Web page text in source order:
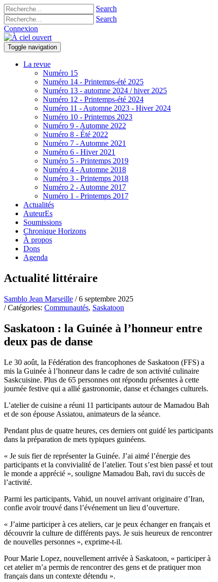
Search
Search
Connexion
Toggle navigation
La revue
Numéro 15
Numéro 14 - Printemps-été 2025
Numéro 13 - automne 2024 / hiver 2025
Numéro 12 - Printemps-été 2024
Numéro 11 - Automne 2023 - Hiver 2024
Numéro 10 - Printemps 2023
Numéro 9 - Automne 2022
Numéro 8 - Été 2022
Numéro 7 - Automne 2021
Numéro 6 - Hiver 2021
Numéro 5 - Printemps 2019
Numéro 4 - Automne 2018
Numéro 3 - Printemps 2018
Numéro 2 - Automne 2017
Numéro 1 - Printemps 2017
Actualités
AuteurEs
Soumissions
Chronique Horizons
À propos
Dons
Agenda
Actualité littéraire
Samblo Jean Marseille / 6 septembre 2025
/ Catégories: Communautés, Saskatoon
Saskatoon : la Guinée à l’honneur entre
deux pas de danse
Le 30 août, la Fédération des francophones de Saskatoon (FFS) a
mis la Guinée à l’honneur dans le cadre de son activité culinaire
Saskcuisine. Plus de 65 personnes ont répondu présentes à cette
journée festive qui a allié gastronomie, danse et échanges culturels.
L’atelier de cuisine a réuni 11 participants autour de Mamadou Bah
et de son épouse Assiatou, animateurs de la séance.
Pendant plus de quatre heures, ces derniers ont guidé les participants
dans la préparation de mets typiques guinéens.
« Je suis fier de représenter la Guinée. J’ai aimé l’énergie des
participants et la convivialité de l’atelier. Tout s’est bien passé et tout
le monde a apprécié », souligne Mamadou Bah, ravi du succès de
l’activité.
Parmi les participants, Vahid, un nouvel arrivant originaire d’Iran,
confie avoir trouvé dans l’événement un lieu d’ouverture.
« J’aime participer à ces ateliers, car je peux échanger en français et
découvrir la culture de différents pays. Je suis heureux de rencontrer
de nouvelles personnes », exprime-t-il.
Pour Marie Lopez, nouvellement arrivée à Saskatoon, « participer à
cet atelier m’a permis de rencontrer des gens et de pratiquer mon
français dans un contexte détendu ».